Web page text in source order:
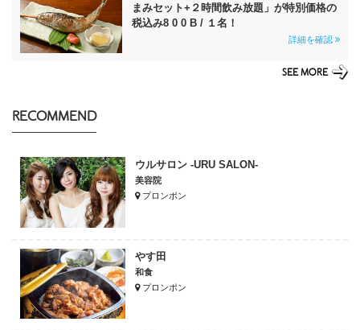
まみセット+２時間飲み放題」が特別価格の
税込み8 0 0 B / １名！
詳細を確認
SEE MORE
RECOMMEND
ウルサロン -URU SALON-
美容院
プロンポン
やす田
和食
プロンポン